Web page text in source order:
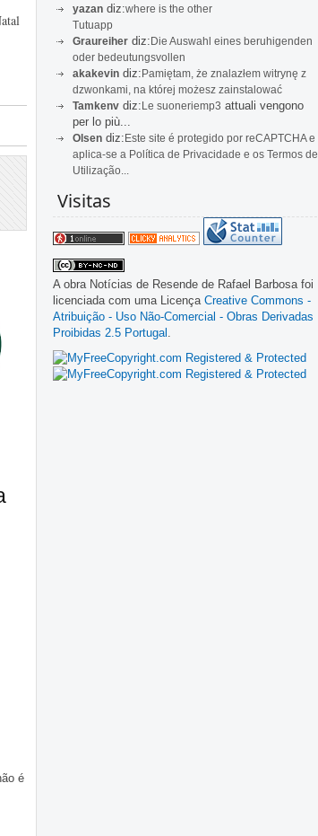
é
yazan diz:where is the other
Tutuapp
Graureiher diz:Die Auswahl eines beruhigenden
oder bedeutungsvollen
akakevin diz:Pamiętam, że znalazłem witrynę z
dzwonkami, na której możesz zainstalować
Tamkenv diz:Le suoneriemp3 attuali vengono
per lo più...
Olsen diz:Este site é protegido por reCAPTCHA e
aplica-se a Política de Privacidade e os Termos de
Utilização...
Visitas
A obra Notícias de Resende de Rafael Barbosa foi
licenciada com uma Licença Creative Commons -
Atribuição - Uso Não-Comercial - Obras Derivadas
Proibidas 2.5 Portugal